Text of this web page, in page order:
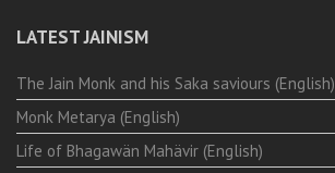
LATEST JAINISM
The Jain Monk and his Saka saviours (English)
Monk Metarya (English)
Life of Bhagawän Mahävir (English)